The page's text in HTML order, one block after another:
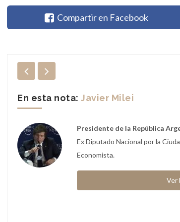
Compartir en Facebook
En esta nota: Javier Milei
Presidente de la República
Ex Diputado Nacional por la
Economista.
Ver